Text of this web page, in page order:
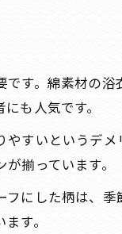
す。綿素材の
も人気です。
すいというデ
揃っています。
にした柄は、
す。